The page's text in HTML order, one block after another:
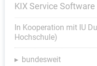
KIX Service Software
In Kooperation mit IU
Hochschule)
bundesweit